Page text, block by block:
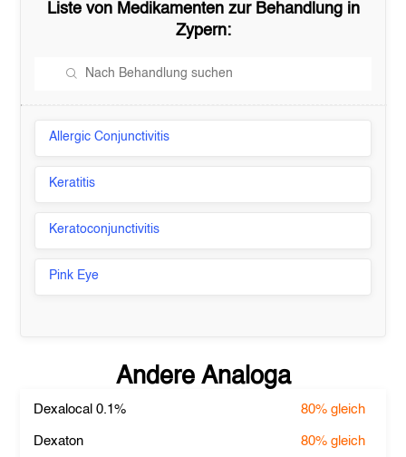
Liste von Medikamenten zur Behandlung in
Zypern:
Allergic Conjunctivitis
Keratitis
Keratoconjunctivitis
Pink Eye
Andere Analoga
Dexalocal 0.1% 80%gleich
Dexaton 80%gleich